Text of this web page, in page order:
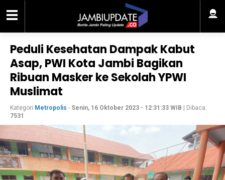
Peduli Kesehatan Dampak Kabut
Asap, PWI Kota Jambi Bagikan
Ribuan Masker ke Sekolah YPWI
Muslimat
Kategori Metropolis - Senin, 16 Oktober 2023 - 12:31:33 WIB | Dibaca:
7531